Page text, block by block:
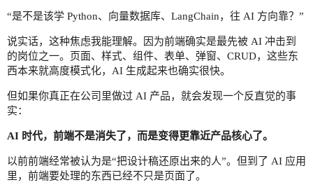
“是不是该学 Python、向量数据库、LangChain，往 AI 方向靠？”
说实话，这种焦虑我能理解。因为前端确实是最先被 AI 冲击到
的岗位之一。页面、样式、组件、表单、弹窗、CRUD，这些东
西本来就高度模式化，AI 生成起来也确实很快。
但如果你真正在公司里做过 AI 产品，就会发现一个反直觉的事
实：
AI 时代，前端不是消失了，而是变得更靠近产品核心了。
以前前端经常被认为是“把设计稿还原出来的人”。但到了 AI 应用
里，前端要处理的东西已经不只是页面了。